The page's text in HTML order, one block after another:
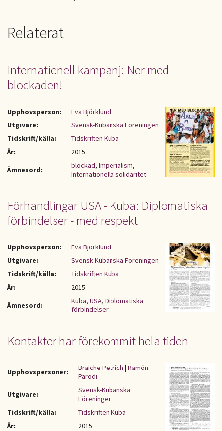
Relaterat
Internationell kampanj: Ner med
blockaden!
Upphovsperson:
Eva Björklund
Utgivare:
Svensk-Kubanska Föreningen
Tidskrift/källa:
Tidskriften Kuba
År:
2015
Ämnesord:
blockad, Imperialism,
Internationella solidaritet
Förhandlingar USA - Kuba: Diplomatiska
förbindelser - med respekt
Upphovsperson:
Eva Björklund
Utgivare:
Svensk-Kubanska Föreningen
Tidskrift/källa:
Tidskriften Kuba
År:
2015
Ämnesord:
Kuba, USA, Diplomatiska
förbindelser
Kontakter har förekommit hela tiden
Upphovspersoner: Braiche Petrich | Ramón
Parodi
Utgivare:
Svensk-Kubanska
Föreningen
Tidskrift/källa:
Tidskriften Kuba
År:
2015